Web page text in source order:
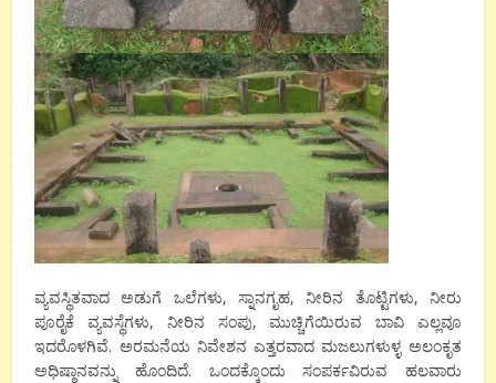
ವ್ಯವಸ್ಥಿತವಾದ ಅಡುಗೆ ಒಲೆಗಳು, ಸ್ನಾನಗೃಹ, ನೀರಿನ ತೊಟ್ಟಿಗಳು, ನೀರು
ಪೂರೈಕೆ ವ್ಯವಸ್ಥೆಗಳು, ನೀರಿನ ಸಂಪು, ಮುಚ್ಚಿಗೆಯಿರುವ ಬಾವಿ ಎಲ್ಲವೂ
ಇದರೊಳಗಿವೆ. ಅರಮನೆಯ ನಿವೇಶನ ಎತ್ತರವಾದ ಮಜಲುಗಳುಳ್ಳ ಅಲಂಕೃತ
ಅಧಿಷ್ಠಾನವನ್ನು ಹೊಂದಿದೆ. ಒಂದಕ್ಕೊಂದು ಸಂಪರ್ಕವಿರುವ ಹಲವಾರು